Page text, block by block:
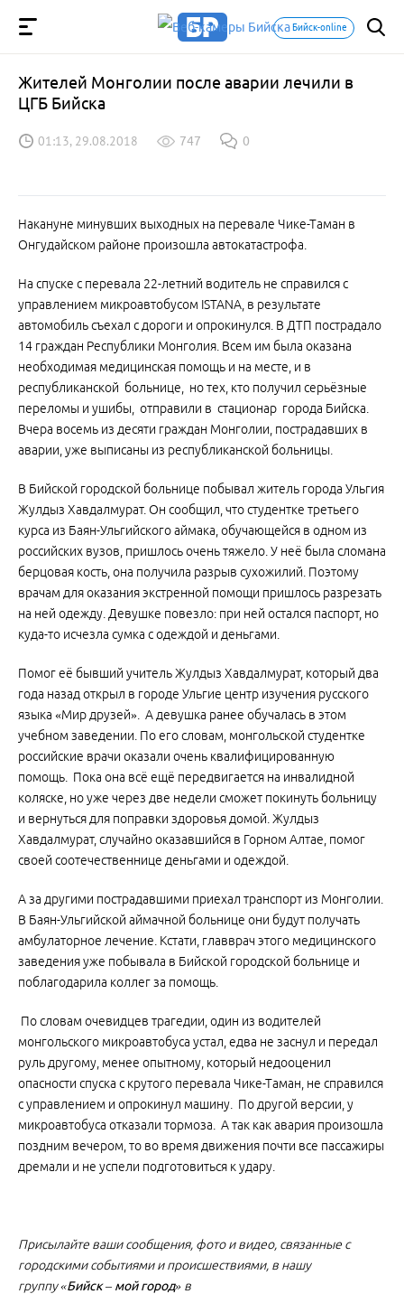
Бийск-online
Жителей Монголии после аварии лечили в
ЦГБ Бийска
01:13, 29.08.2018 747 0
Накануне минувших выходных на перевале Чике-Таман в
Онгудайском районе произошла автокатастрофа.
На спуске с перевала 22-летний водитель не справился с
управлением микроавтобусом ISTANA, в результате
автомобиль съехал с дороги и опрокинулся. В ДТП пострадало
14 граждан Республики Монголия. Всем им была оказана
необходимая медицинская помощь и на месте, и в
республиканской больнице, но тех, кто получил серьёзные
переломы и ушибы, отправили в стационар города Бийска.
Вчера восемь из десяти граждан Монголии, пострадавших в
аварии, уже выписаны из республиканской больницы.
В Бийской городской больнице побывал житель города Ульгия
Жулдыз Хавдалмурат. Он сообщил, что студентке третьего
курса из Баян-Ульгийского аймака, обучающейся в одном из
российских вузов, пришлось очень тяжело. У неё была сломана
берцовая кость, она получила разрыв сухожилий. Поэтому
врачам для оказания экстренной помощи пришлось разрезать
на ней одежду. Девушке повезло: при ней остался паспорт, но
куда-то исчезла сумка с одеждой и деньгами.
Помог её бывший учитель Жулдыз Хавдалмурат, который два
года назад открыл в городе Ульгие центр изучения русского
языка «Мир друзей». А девушка ранее обучалась в этом
учебном заведении. По его словам, монгольской студентке
российские врачи оказали очень квалифицированную
помощь. Пока она всё ещё передвигается на инвалидной
коляске, но уже через две недели сможет покинуть больницу
и вернуться для поправки здоровья домой. Жулдыз
Хавдалмурат, случайно оказавшийся в Горном Алтае, помог
своей соотечественнице деньгами и одеждой.
А за другими пострадавшими приехал транспорт из Монголии.
В Баян-Ульгийской аймачной больнице они будут получать
амбулаторное лечение. Кстати, главврач этого медицинского
заведения уже побывала в Бийской городской больнице и
поблагодарила коллег за помощь.
По словам очевидцев трагедии, один из водителей
монгольского микроавтобуса устал, едва не заснул и передал
руль другому, менее опытному, который недооценил
опасности спуска с крутого перевала Чике-Таман, не справился
с управлением и опрокинул машину. По другой версии, у
микроавтобуса отказали тормоза. А так как авария произошла
поздним вечером, то во время движения почти все пассажиры
дремали и не успели подготовиться к удару.
Присылайте ваши сообщения, фото и видео, связанные с
городскими событиями и происшествиями, в нашу
группу«Бийск – мой город» в